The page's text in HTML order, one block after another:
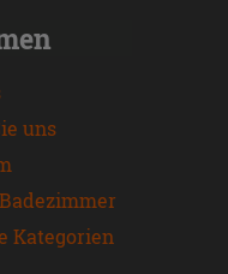
uns
Kategorien